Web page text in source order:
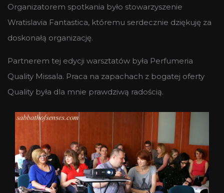
Organizatorem spotkania było stowarzyszenie
Wratislavia Fantastica, któremu serdecznie dziękuję za
doskonałą organizację.
Partnerem tej edycji warsztatów była Perfumeria
Quality Missala. Praca na zapachach z bogatej oferty
Quality była dla mnie prawdziwą radością.